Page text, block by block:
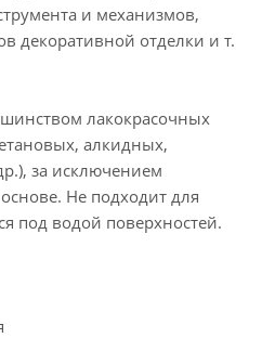
и механизмов,
декоративной отделки и т.
лакокрасочных
алкидных,
за исключением
Не подходит для
под водой поверхностей.